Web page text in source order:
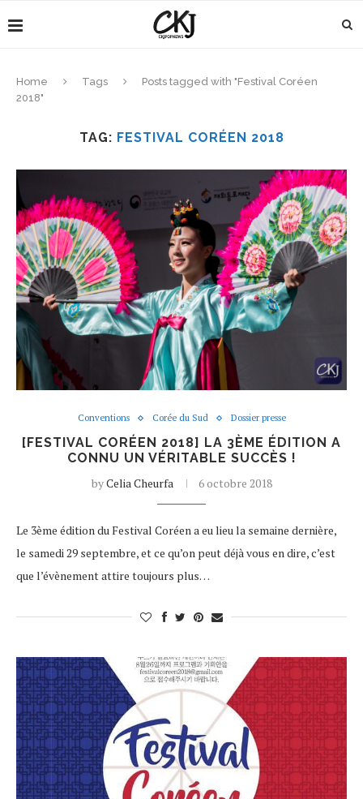
Home Tags
Posts tagged with "Festival Coréen
2018"
TAG: FESTIVAL CORÉEN 2018
Conventions Corée du Sud Dossier presse
[FESTIVAL CORÉEN 2018] LA 3ÈME ÉDITION A
CONNU UN VÉRITABLE SUCCÈS !
byCelia Cheurfa 6 octobre 2018
Le 3ème édition du Festival Coréen a eu lieu la semaine dernière,
le samedi 29 septembre, et ce qu’on peut déjà vous en dire, c’est
que l’évènement attire toujours plus…